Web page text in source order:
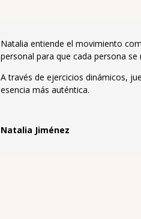
Natalia entiende el movimiento
personal para que cada persona
A través de ejercicios dinámicos,
esencia más auténtica.
Natalia Jiménez